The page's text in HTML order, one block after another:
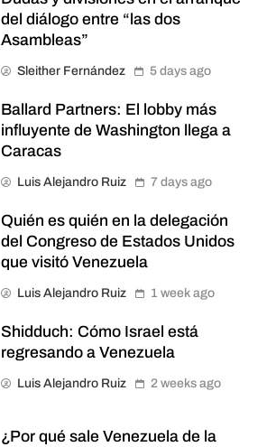
del diálogo entre “las dos
Asambleas”
Sleither Fernández 5 days ago
Ballard Partners: El lobby más
influyente de Washington llega a
Caracas
Luis Alejandro Ruiz 7 days ago
Quién es quién en la delegación
del Congreso de Estados Unidos
que visitó Venezuela
Luis Alejandro Ruiz 1 week ago
Shidduch: Cómo Israel está
regresando a Venezuela
Luis Alejandro Ruiz 2 weeks ago
¿Por qué sale Venezuela de la